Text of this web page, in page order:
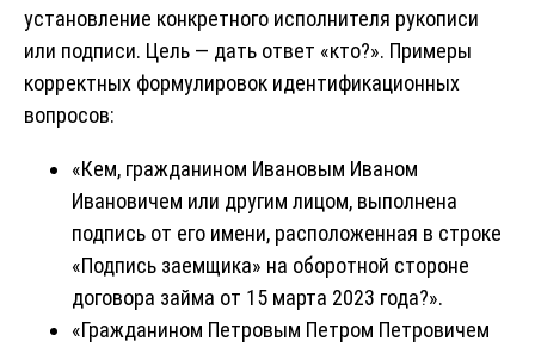
установление конкретного исполнителя рукописи
или подписи. Цель — дать ответ «кто?». Примеры
корректных формулировок идентификационных
вопросов:
«Кем, гражданином Ивановым Иваном
Ивановичем или другим лицом, выполнена
подпись от его имени, расположенная в строке
«Подпись заемщика» на оборотной стороне
договора займа от 15 марта 2023 года?».
«Гражданином Петровым Петром Петровичем